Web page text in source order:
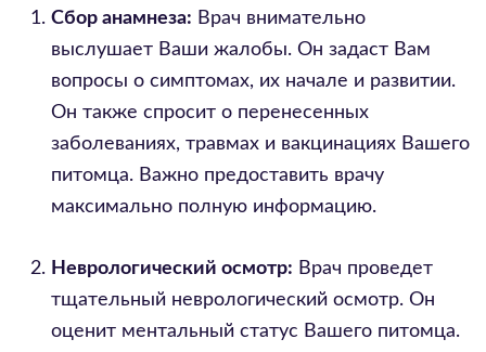
Сбор анамнеза: Врач внимательно
выслушает Ваши жалобы. Он задаст Вам
вопросы о симптомах, их начале и развитии.
Он также спросит о перенесенных
заболеваниях, травмах и вакцинациях Вашего
питомца. Важно предоставить врачу
максимально полную информацию.
Неврологический осмотр: Врач проведет
тщательный неврологический осмотр. Он
оценит ментальный статус Вашего питомца.